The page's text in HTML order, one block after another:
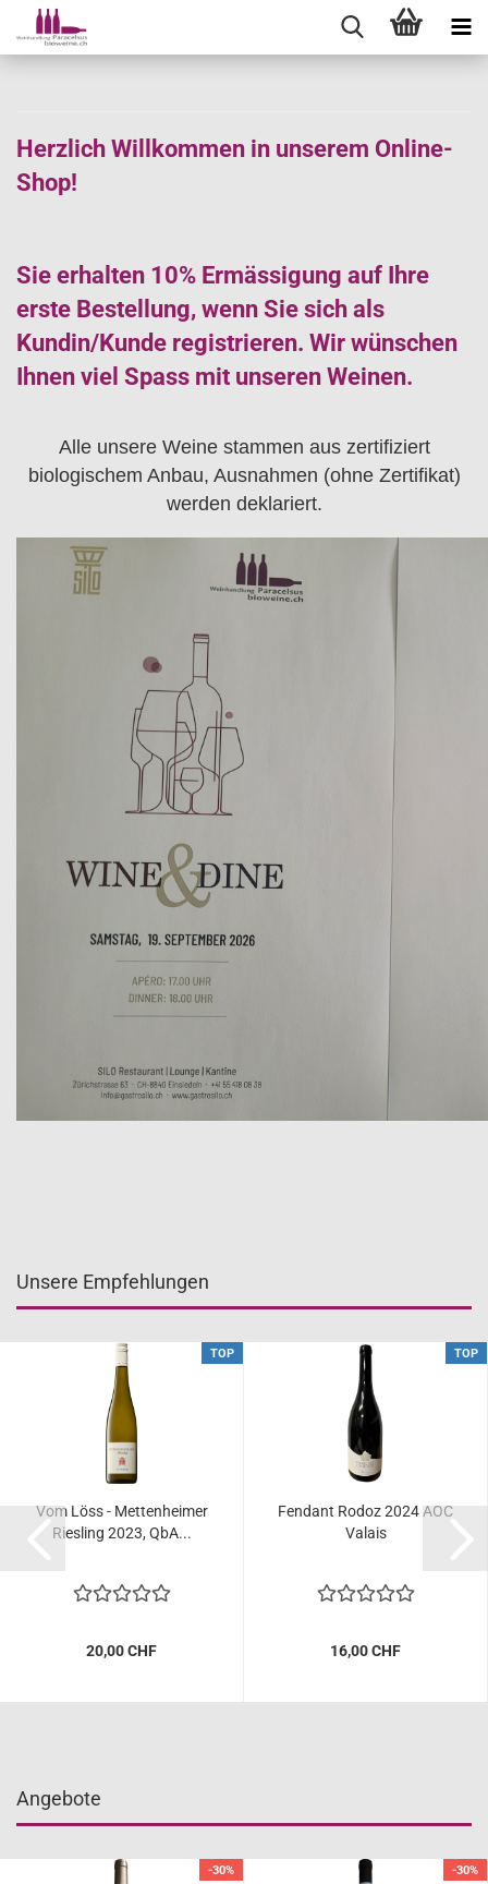
Herzlich Willkommen in unserem Online-
Shop!
Sie erhalten 10% Ermässigung auf Ihre
erste Bestellung, wenn Sie sich als
Kundin/Kunde registrieren. Wir wünschen
Ihnen viel Spass mit unseren Weinen.
Alle unsere Weine stammen aus zertifiziert
biologischem Anbau, Ausnahmen (ohne Zertifikat)
werden deklariert.
Unsere Empfehlungen
TOP
Vom Löss - Mettenheimer
Riesling 2023, QbA...
20,00 CHF
TOP
Fendant Rodoz 2024 AOC
Valais
16,00 CHF
Angebote
-30% -30%